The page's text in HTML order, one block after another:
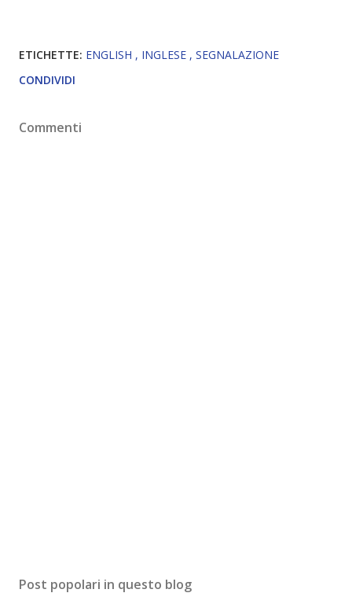
ETICHETTE: ENGLISH INGLESE
SEGNALAZIONE
CONDIVIDI
Commenti
Post popolari in questo blog